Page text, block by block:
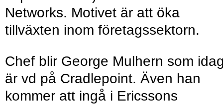
Networks. Motivet är att öka
tillväxten inom företagssektorn.
Chef blir George Mulhern som
är vd på Cradlepoint. Även han
kommer att ingå i Ericssons